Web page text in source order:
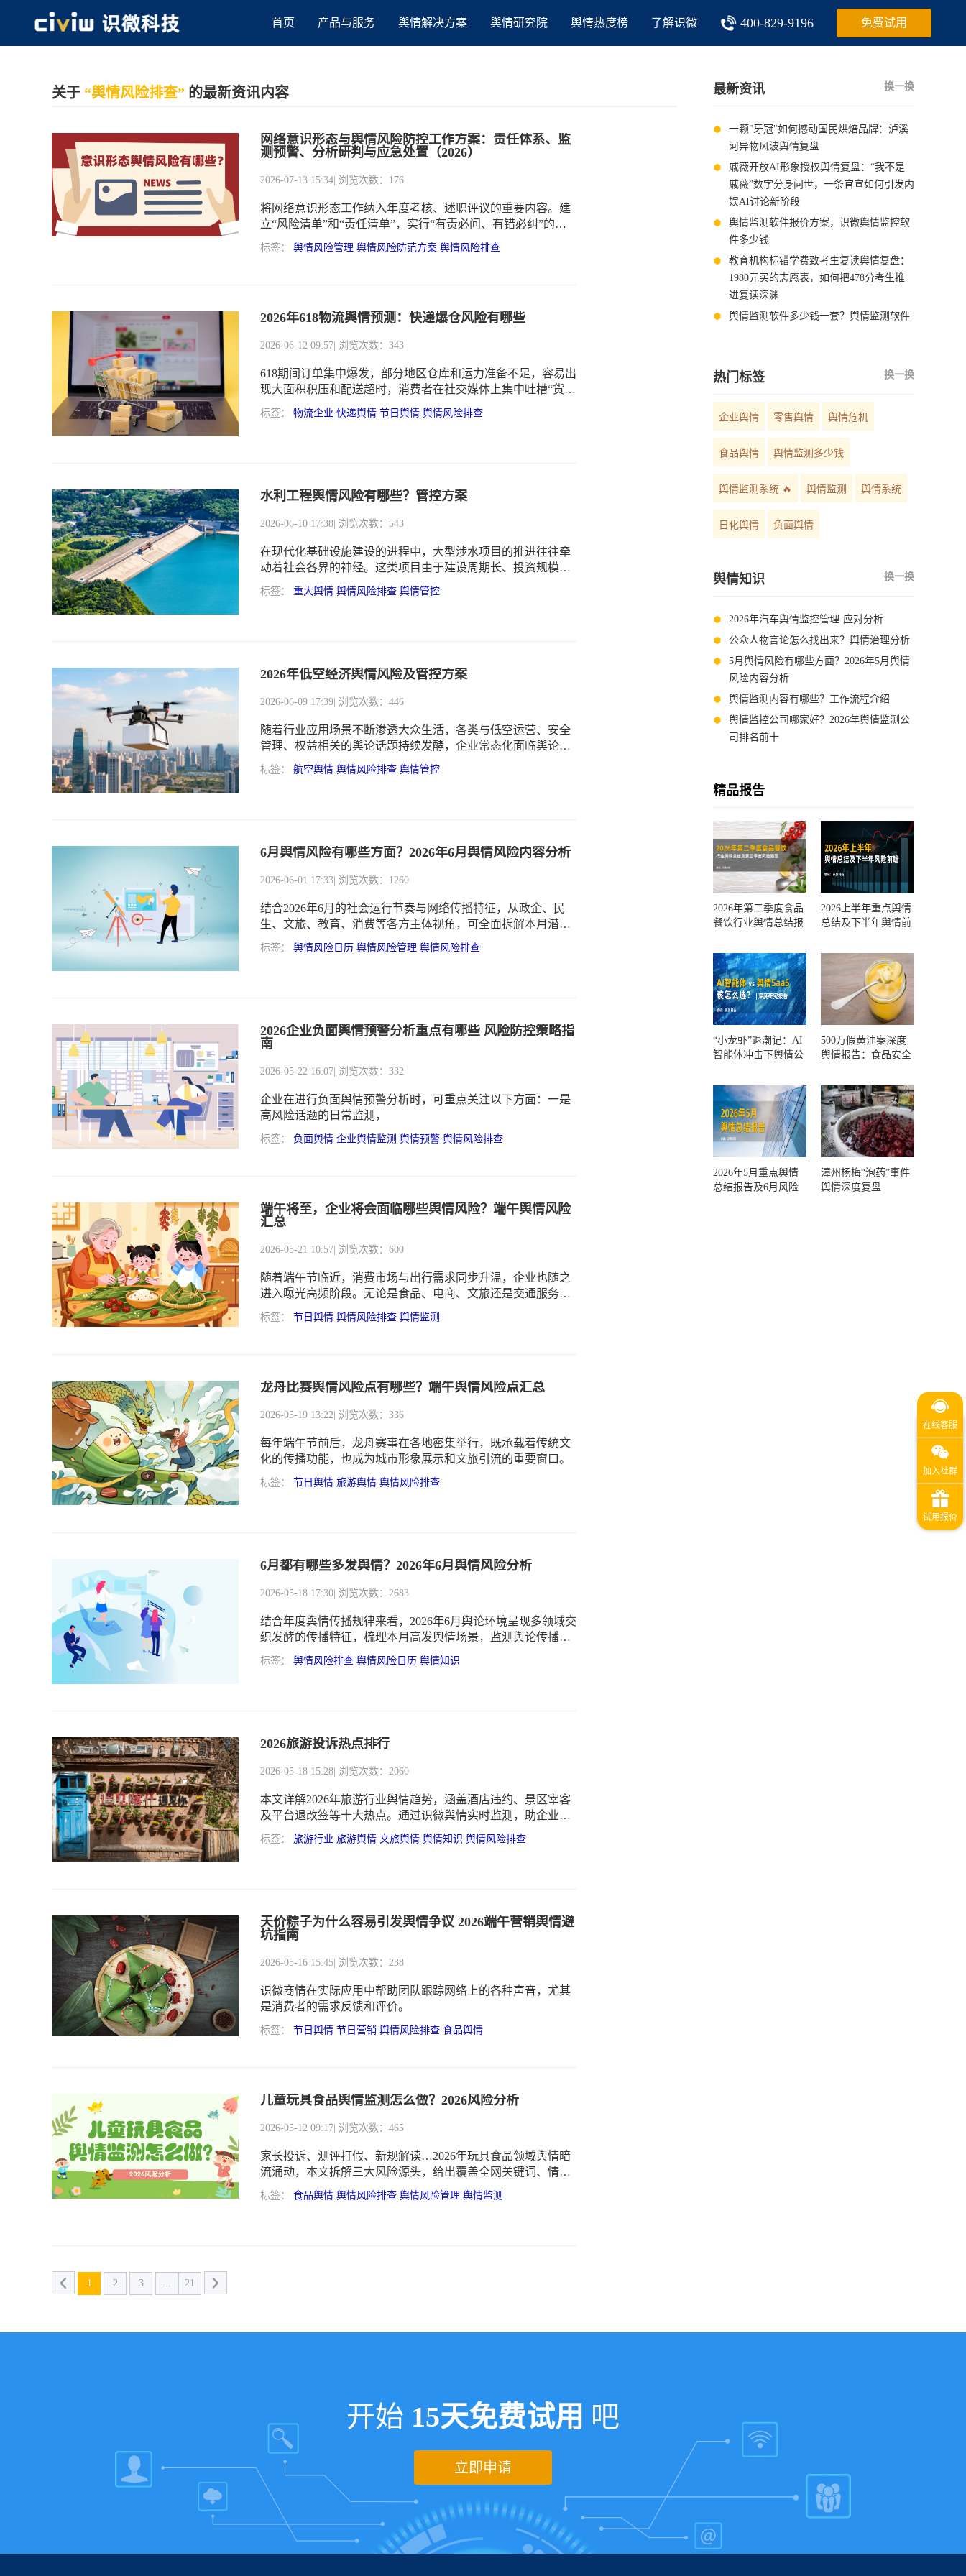
首页 产品与服务 舆情解决方案 舆情研究院 舆情热度榜 了解识微 400-829-9196 免费试用
关于 “舆情风险排查” 的最新资讯内容
网络意识形态与舆情风险防控工作方案：责任体系、监
测预警、分析研判与应急处置（2026）
2026-07-13 15:34 | 浏览次数：176
将网络意识形态工作纳入年度考核、述职评议的重要内容。建
立“风险清单”和“责任清单”，实行“有责必问、有错必纠”的问
责机制。
标签： 舆情风险管理 舆情风险防范方案 舆情风险排查
2026年618物流舆情预测：快递爆仓风险有哪些
2026-06-12 09:57 | 浏览次数：343
618期间订单集中爆发，部分地区仓库和运力准备不足，容易出
现大面积积压和配送超时，消费者在社交媒体上集中吐槽“货发
不出去”。
标签： 物流企业 快递舆情 节日舆情 舆情风险排查
水利工程舆情风险有哪些？管控方案
2026-06-10 17:38 | 浏览次数：543
在现代化基础设施建设的进程中，大型涉水项目的推进往往牵
动着社会各界的神经。这类项目由于建设周期长、投资规模
大、涉及面广且与周边生态及居民利益息息相关，天然具备极
高的社会关注度。
标签： 重大舆情 舆情风险排查 舆情管控
2026年低空经济舆情风险及管控方案
2026-06-09 17:39 | 浏览次数：446
随着行业应用场景不断渗透大众生活，各类与低空运营、安全
管理、权益相关的舆论话题持续发酵，企业常态化面临舆论波
动带来的经营冲击，依托科学手段做好低空经济舆情管控，成
为企业稳住品牌口碑、规避经营危机的核心举措。
标签： 航空舆情 舆情风险排查 舆情管控
6月舆情风险有哪些方面？2026年6月舆情风险内容分析
2026-06-01 17:33 | 浏览次数：1260
结合2026年6月的社会运行节奏与网络传播特征，从政企、民
生、文旅、教育、消费等各方主体视角，可全面拆解本月潜在
的6月舆情隐患，精准捕捉各类潜藏的6月舆情风险传播链路。
标签： 舆情风险日历 舆情风险管理 舆情风险排查
2026企业负面舆情预警分析重点有哪些 风险防控策略指
南
2026-05-22 16:07 | 浏览次数：332
企业在进行负面舆情预警分析时，可重点关注以下方面：一是
高风险话题的日常监测，
标签： 负面舆情 企业舆情监测 舆情预警 舆情风险排查
端午将至，企业将会面临哪些舆情风险？端午舆情风险
汇总
2026-05-21 10:57 | 浏览次数：600
随着端午节临近，消费市场与出行需求同步升温，企业也随之
进入曝光高频阶段。无论是食品、电商、文旅还是交通服务行
业，都将在短时间内承接大量关注与讨论。
标签： 节日舆情 舆情风险排查 舆情监测
龙舟比赛舆情风险点有哪些？端午舆情风险点汇总
2026-05-19 13:22 | 浏览次数：336
每年端午节前后，龙舟赛事在各地密集举行，既承载着传统文
化的传播功能，也成为城市形象展示和文旅引流的重要窗口。
标签： 节日舆情 旅游舆情 舆情风险排查
6月都有哪些多发舆情？2026年6月舆情风险分析
2026-05-18 17:30 | 浏览次数：2683
结合年度舆情传播规律来看，2026年6月舆论环境呈现多领域交
织发酵的传播特征，梳理本月高发舆情场景，监测舆论传播走
向，能够为各类机构把控舆论节奏提供参考依据。
标签： 舆情风险排查 舆情风险日历 舆情知识
2026旅游投诉热点排行
2026-05-18 15:28 | 浏览次数：2060
本文详解2026年旅游行业舆情趋势，涵盖酒店违约、景区宰客
及平台退改签等十大热点。通过识微舆情实时监测，助企业构
建预警体系，有效防范短视频时代口碑危机。
标签： 旅游行业 旅游舆情 文旅舆情 舆情知识 舆情风险排查
天价粽子为什么容易引发舆情争议 2026端午营销舆情避
坑指南
2026-05-16 15:45 | 浏览次数：238
识微商情在实际应用中帮助团队跟踪网络上的各种声音，尤其
是消费者的需求反馈和评价。
标签： 节日舆情 节日营销 舆情风险排查 食品舆情
儿童玩具食品舆情监测怎么做？2026风险分析
2026-05-12 09:17 | 浏览次数：465
家长投诉、测评打假、新规解读…2026年玩具食品领域舆情暗
流涌动，本文拆解三大风险源头，给出覆盖全网关键词、情绪
预警、分级处置的舆情监测实操方案。
标签： 食品舆情 舆情风险排查 舆情风险管理 舆情监测
1 2 3 ... 21
最新资讯 换一换
一颗"牙冠"如何撼动国民烘焙品牌：泸溪
河异物风波舆情复盘
戚薇开放AI形象授权舆情复盘：“我不是
戚薇”数字分身问世，一条官宣如何引发内
娱AI讨论新阶段
舆情监测软件报价方案，识微舆情监控软
件多少钱
教育机构标错学费致考生复读舆情复盘：
1980元买的志愿表，如何把478分考生推
进复读深渊
舆情监测软件多少钱一套？舆情监测软件
热门标签 换一换
企业舆情 零售舆情 舆情危机
食品舆情 舆情监测多少钱
舆情监测系统 🔥 舆情监测 舆情系统
日化舆情 负面舆情
舆情知识 换一换
2026年汽车舆情监控管理-应对分析
公众人物言论怎么找出来？舆情治理分析
5月舆情风险有哪些方面？2026年5月舆情
风险内容分析
舆情监测内容有哪些？工作流程介绍
舆情监控公司哪家好？2026年舆情监测公
司排名前十
精品报告
2026年第二季度食品
餐饮行业舆情总结报
测
2026上半年重点舆情
总结及下半年舆情前
“小龙虾”退潮记：AI
智能体冲击下舆情公
500万假黄油案深度
舆情报告：食品安全
一环？
2026年5月重点舆情
总结报告及6月风险
漳州杨梅“泡药”事件
舆情深度复盘
开始 15天免费试用 吧
立即申请